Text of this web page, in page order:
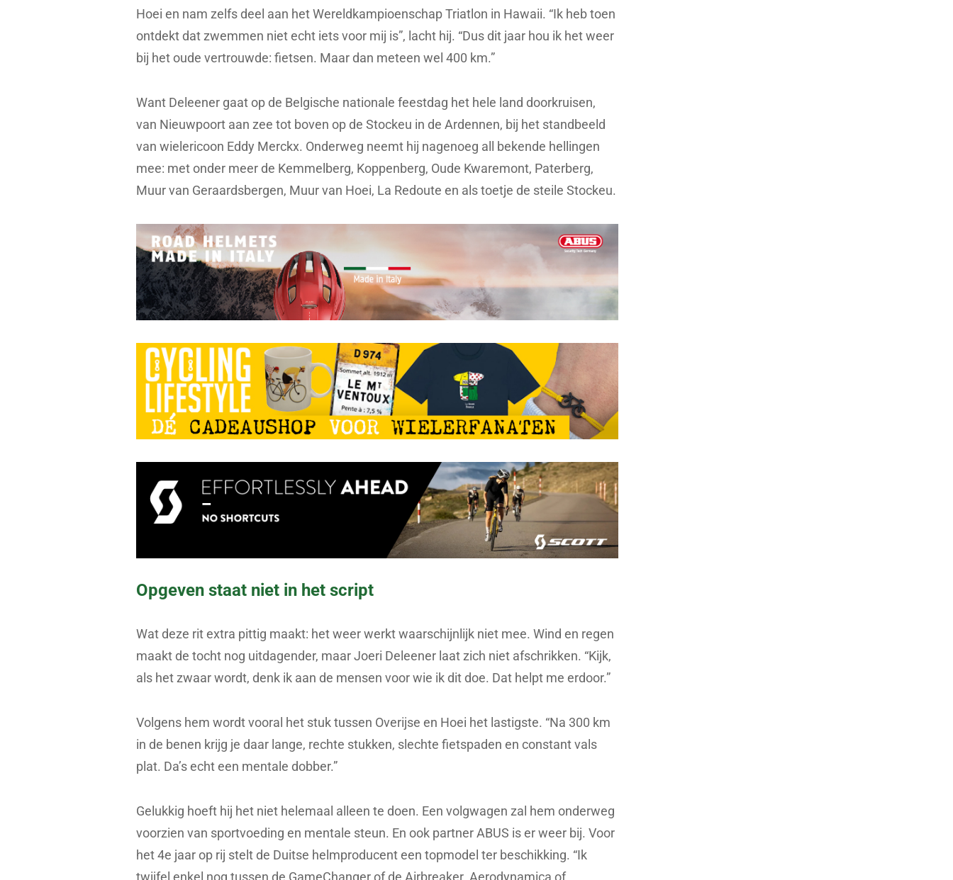
Hoei en nam zelfs deel aan het Wereldkampioenschap Triatlon in Hawaii. “Ik heb toen
ontdekt dat zwemmen niet echt iets voor mij is”, lacht hij. “Dus dit jaar hou ik het weer
bij het oude vertrouwde: fietsen. Maar dan meteen wel 400 km.”
Want Deleener gaat op de Belgische nationale feestdag het hele land doorkruisen,
van Nieuwpoort aan zee tot boven op de Stockeu in de Ardennen, bij het standbeeld
van wielericoon Eddy Merckx. Onderweg neemt hij nagenoeg all bekende hellingen
mee: met onder meer de Kemmelberg, Koppenberg, Oude Kwaremont, Paterberg,
Muur van Geraardsbergen, Muur van Hoei, La Redoute en als toetje de steile Stockeu.
Opgeven staat niet in het script
Wat deze rit extra pittig maakt: het weer werkt waarschijnlijk niet mee. Wind en regen
maakt de tocht nog uitdagender, maar Joeri Deleener laat zich niet afschrikken. “Kijk,
als het zwaar wordt, denk ik aan de mensen voor wie ik dit doe. Dat helpt me erdoor.”
Volgens hem wordt vooral het stuk tussen Overijse en Hoei het lastigste. “Na 300 km
in de benen krijg je daar lange, rechte stukken, slechte fietspaden en constant vals
plat. Da’s echt een mentale dobber.”
Gelukkig hoeft hij het niet helemaal alleen te doen. Een volgwagen zal hem onderweg
voorzien van sportvoeding en mentale steun. En ook partner ABUS is er weer bij. Voor
het 4e jaar op rij stelt de Duitse helmproducent een topmodel ter beschikking. “Ik
twijfel enkel nog tussen de GameChanger of de Airbreaker. Aerodynamica of